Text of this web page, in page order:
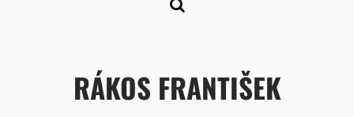
RÁKOS FRANTIŠEK